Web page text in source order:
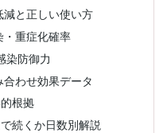
減と正しい使い方
・重症化確率
染防御力
わせ効果データ
根拠
続くか日数別解説